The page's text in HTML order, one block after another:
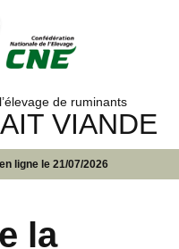
de ruminants
VIANDE
ligne le 21/07/2026
la